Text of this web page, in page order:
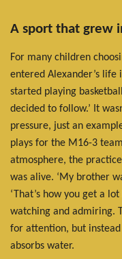
A sport that grew
For many children
entered Alexander’s life
started playing basketball
decided to follow.’ It
pressure, just an
plays for the M16-3
atmosphere, the
was alive. ‘My brother
‘That’s how you get a
watching and admiring.
for attention, but instead
absorbs water.